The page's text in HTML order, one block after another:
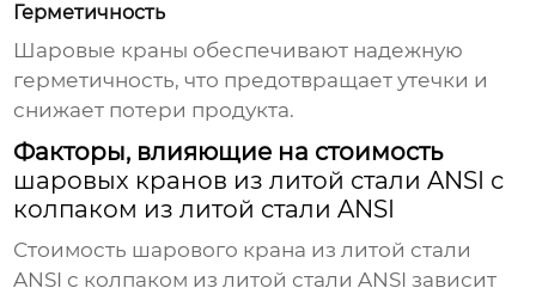
Герметичность
Шаровые краны обеспечивают надежную
герметичность, что предотвращает утечки и
снижает потери продукта.
Факторы, влияющие на стоимость
шаровых кранов из литой стали ANSI с
колпаком из литой стали ANSI
Стоимость шарового крана из литой стали
ANSI с колпаком из литой стали ANSI зависит